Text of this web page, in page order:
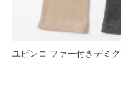
ユビンコ ファー付きデミ